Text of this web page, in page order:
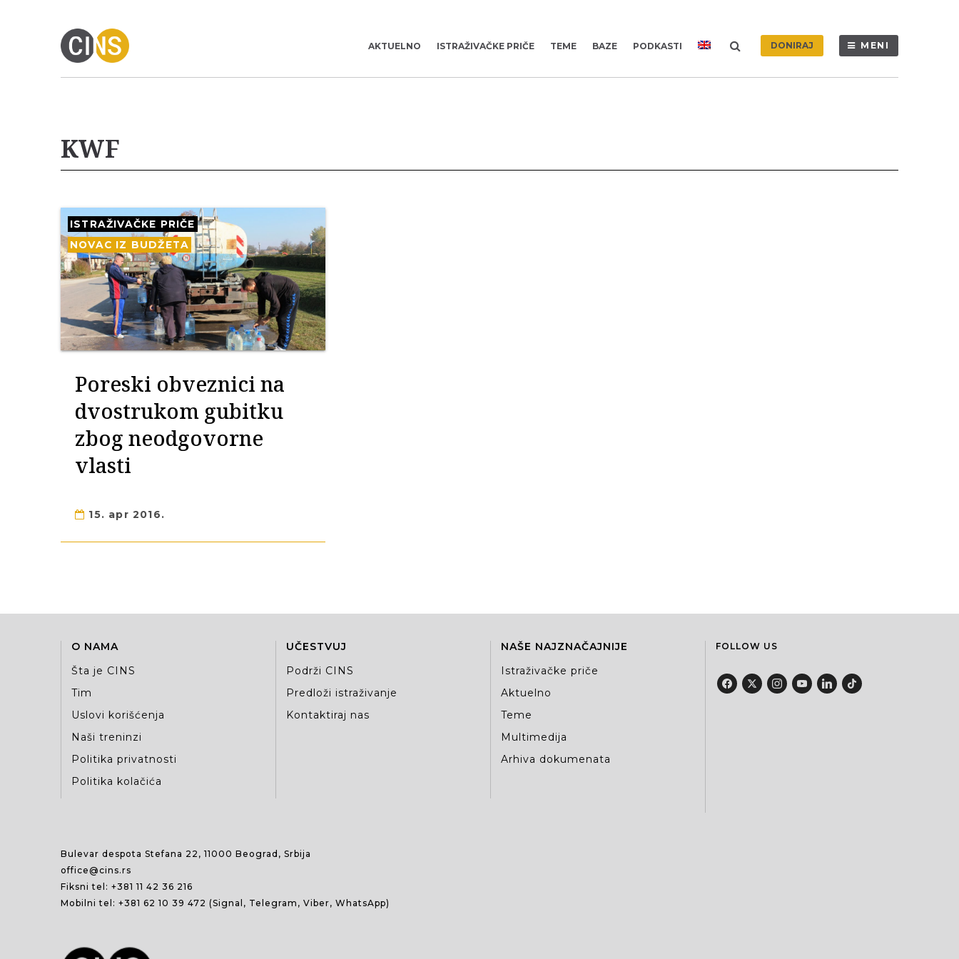
AKTUELNO ISTRAŽIVAČKE PRIČE TEME BAZE PODKASTI DONIRAJ MENI
KWF
ISTRAŽIVAČKE PRIČE
NOVAC IZ BUDŽETA
Poreski obveznici na
dvostrukom gubitku
zbog neodgovorne
vlasti
15. apr 2016.
O NAMA
Šta je CINS
Tim
Uslovi korišćenja
Naši treninzi
Politika privatnosti
Politika kolačića
UČESTVUJ
Podrži CINS
Predloži istraživanje
Kontaktiraj nas
NAŠE NAJZNAČAJNIJE
Istraživačke priče
Aktuelno
Teme
Multimedija
Arhiva dokumenata
FOLLOW US
Bulevar despota Stefana 22, 11000 Beograd, Srbija
office@cins.rs
Fiksni tel: +381 11 42 36 216
Mobilni tel: +381 62 10 39 472 (Signal, Telegram, Viber, WhatsApp)